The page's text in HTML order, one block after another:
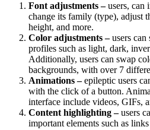
Font adjustments –users, can
change its family (type), adjust
height, and more.
Color adjustments –users can
profiles such as light, dark,
Additionally, users can swap
backgrounds, with over 7
Animations –epileptic users
with the click of a button.
interface include videos, GIFs,
Content highlighting –users
important elements such as